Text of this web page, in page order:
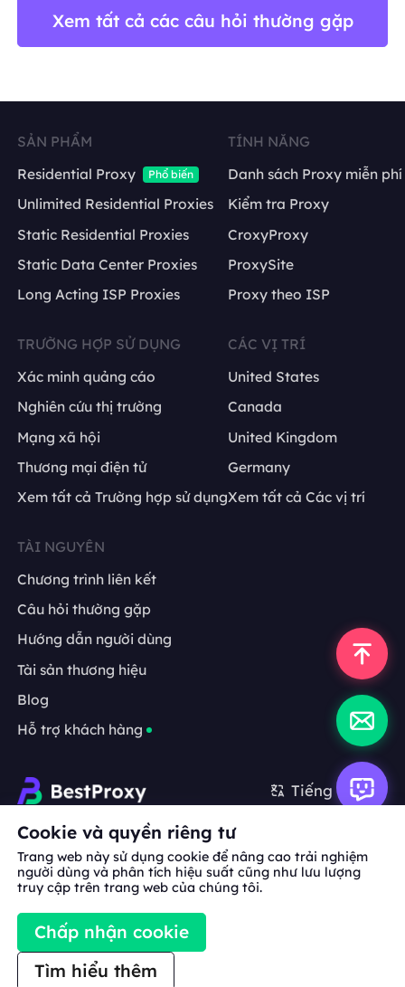
Xem tất cả các câu hỏi thường gặp
SẢN PHẨM
Residential Proxy
Phổ biến
Unlimited Residential Proxies
Static Residential Proxies
Static Data Center Proxies
Long Acting ISP Proxies
TÍNH NĂNG
Danh sách Proxy miễn phí
Kiểm tra Proxy
CroxyProxy
ProxySite
Proxy theo ISP
TRƯỜNG HỢP SỬ DỤNG
Xác minh quảng cáo
Nghiên cứu thị trường
Mạng xã hội
Thương mại điện tử
Xem tất cả Trường hợp sử dụng
CÁC VỊ TRÍ
United States
Canada
United Kingdom
Germany
Xem tất cả Các vị trí
TÀI NGUYÊN
Chương trình liên kết
Câu hỏi thường gặp
Hướng dẫn người dùng
Tài sản thương hiệu
Blog
Hỗ trợ khách hàng
Tiếng Việt
Hợp tác: michael.wang@bestproxy.com
Về
chúng
tôi
Tài sản
thương hiệu
dịch vụ
Cookie và quyền riêng tư
Trang web này sử dụng cookie để nâng cao trải nghiệm
người dùng và phân tích hiệu suất cũng như lưu lượng
truy cập trên trang web của chúng tôi.
Chấp nhận cookie
Tìm hiểu thêm